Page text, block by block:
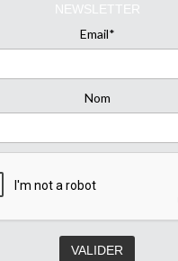
NEWSLETTER
Email*
Nom